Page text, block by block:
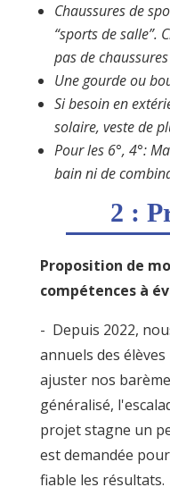
Chaussures de
“sports de salle”.
pas de
Une gourde ou
Si besoin en
solaire, veste de
Pour les 6°, 4°:
bain ni de
2 :
Proposition de
compétences à
- Depuis 2022,
annuels des
ajuster nos
généralisé,
projet stagne un
est demandée
fiable les résultats.